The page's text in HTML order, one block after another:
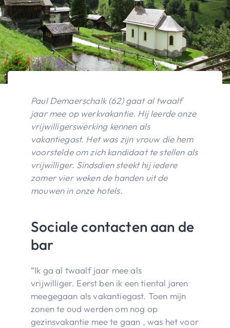
Paul Demaerschalk (62) gaat al twaalf
jaar mee op werkvakantie. Hij leerde onze
vrijwilligerswerking kennen als
vakantiegast. Het was zijn vrouw die hem
voorstelde om zich kandidaat te stellen als
vrijwilliger. Sindsdien steekt hij iedere
zomer vier weken de handen uit de
mouwen in onze hotels.
Sociale contacten aan de
bar
“Ik ga al twaalf jaar mee als
vrijwilliger. Eerst ben ik een tiental jaren
meegegaan als vakantiegast. Toen mijn
zonen te oud werden om nog op
gezinsvakantie mee te gaan , was het voor